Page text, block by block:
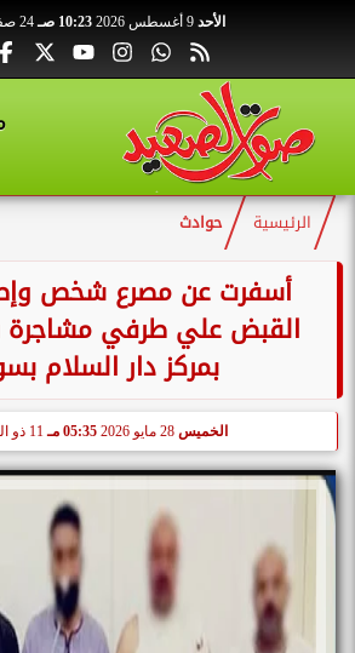
الأحد 10:23 صـ 24 صفر 1448
الرئيسية حوادث
أسفرت عن مصرع شخص
القبض علي طرفي مشاجرة
بمركز دار السلام
الخميس 28 مايو 2026 05:35 مـ 11 ذو الحجة 1447